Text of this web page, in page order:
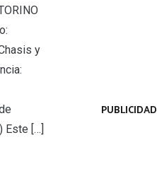
y
Este […]
PUBLICIDAD